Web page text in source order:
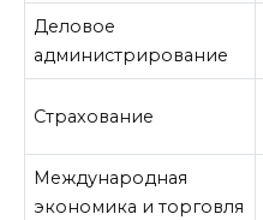
Деловое
администрирование
Страхование
Международная
экономика и торговля